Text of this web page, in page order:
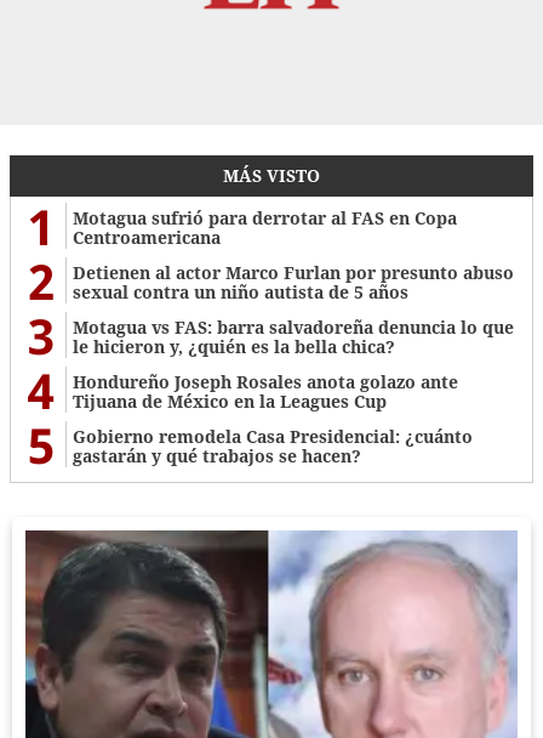
MÁS VISTO
1
Motagua sufrió para derrotar al FAS en Copa
Centroamericana
2
Detienen al actor Marco Furlan por presunto abuso
sexual contra un niño autista de 5 años
3
Motagua vs FAS: barra salvadoreña denuncia lo que
le hicieron y, ¿quién es la bella chica?
4
Hondureño Joseph Rosales anota golazo ante
Tijuana de México en la Leagues Cup
5
Gobierno remodela Casa Presidencial: ¿cuánto
gastarán y qué trabajos se hacen?